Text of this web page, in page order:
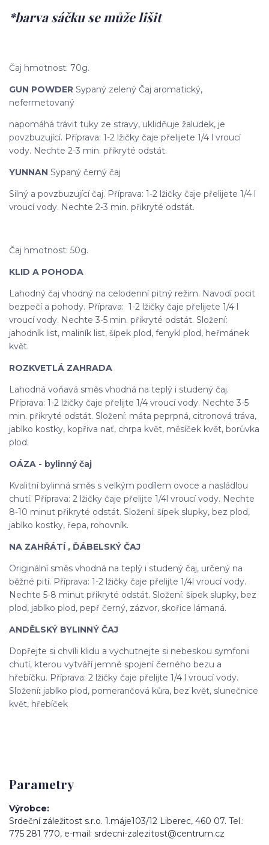
*barva sáčku se může lišit
Čaj hmotnost: 70g.
GUN POWDER Sypaný zelený Čaj aromatický,
nefermetovaný
napomáhá trávit tuky ze stravy, uklidňuje žaludek, je
povzbuzující. Příprava: 1-2 lžičky čaje přelijete 1/4 l vroucí
vody. Nechte 2-3 min. přikryté odstát.
YUNNAN Sypaný černý čaj
Silný a povzbuzující čaj. Příprava: 1-2 lžičky čaje přelijete 1/4 l
vroucí vody. Nechte 2-3 min. přikryté odstát.
Čaj hmotnost: 50g.
KLID A POHODA
Lahodný čaj vhodný na celodenní pitný režim. Navodí pocit
bezpečí a pohody. Příprava: 1-2 lžičky čaje přelijete 1/4 l
vroucí vody. Nechte 3-5 min. přikryté odstát. Složení:
jahodník list, maliník list, šípek plod, fenykl plod, heřmánek
květ.
ROZKVETLÁ ZAHRADA
Lahodná voňavá směs vhodná na teplý i studený čaj.
Příprava: 1-2 lžičky čaje přelijte 1/4 vroucí vody. Nechte 3-5
min. přikryté odstát. Složení: máta peprpná, citronová tráva,
jablko kostky, kopřiva nať, chrpa květ, měsíček květ, borůvka
plod.
OÁZA - bylinný čaj
Kvalitní bylinná směs s velkým podílem ovoce a nasládlou
chutí. Příprava: 2 lžičky čaje přelijte 1/4l vroucí vody. Nechte
8-10 minut přikryté odstát. Složení: šípek slupky, bez plod,
jablko kostky, řepa, rohovník.
NA ZAHŘÁTÍ , ĎÁBELSKÝ ČAJ
Originální směs vhodná na teplý i studený čaj, určený na
běžné pití. Příprava: 1-2 lžičky čaje přelijte 1/4l vroucí vody.
Nechte 5-8 minut přikryté odstát. Složení: šípek slupky, bez
plod, jablko plod, pepř černý, zázvor, skořice lámaná.
ANDĚLSKÝ BYLINNÝ ČAJ
Dopřejte si chvíli klidu a vychutnejte si nebeskou symfonii
chutí, kterou vytváří jemné spojení černého bezu a
hřebíčku. Příprava: 2 lžičky čaje přelijte 1/4 l vroucí vody.
Složení: jablko plod, pomerančová kůra, bez květ, slunečnice
květ, hřebíček
Parametry
Výrobce
Srdeční záležitost s.r.o. 1.máje103/12 Liberec, 460 07. Tel.:
775 281 770, e-mail: srdecni-zalezitost@centrum.cz